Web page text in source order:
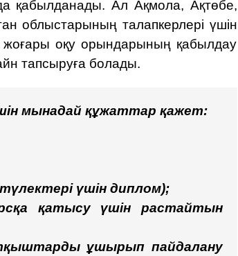
қабылданады. Ал Ақмола, Ақтөбе,
облыстарының талапкерлері үшін
жоғары оқу орындарының қабылдау
тапсыруға болады.
мынадай құжаттар қажет:
үшін диплом);
қатысу үшін растайтын
ұшырып пайдалану